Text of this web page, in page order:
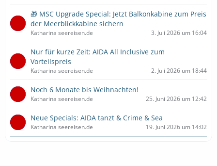
🎁 MSC Upgrade Special: Jetzt Balkonkabine zum Preis
der Meerblickkabine sichern
Katharina seereisen.de 3. Juli 2026 um 16:04
Nur für kurze Zeit: AIDA All Inclusive zum
Vorteilspreis
Katharina seereisen.de 2. Juli 2026 um 18:44
Noch 6 Monate bis Weihnachten!
Katharina seereisen.de 25. Juni 2026 um 12:42
Neue Specials: AIDA tanzt & Crime & Sea
Katharina seereisen.de 19. Juni 2026 um 14:02